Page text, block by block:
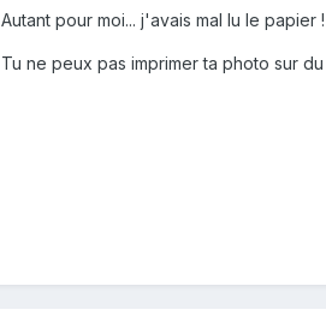
Autant pour moi... j'avais mal lu le
Tu ne peux pas imprimer ta photo sur